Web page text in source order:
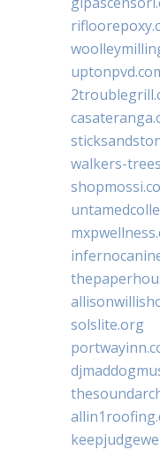
walkers-
solslite.org